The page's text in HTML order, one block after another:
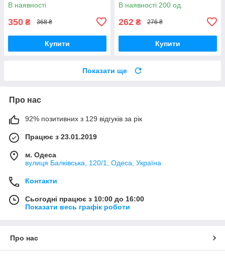
В наявності
350 ₴ 368 ₴
Купити
В наявності 200 од.
262 ₴ 276 ₴
Купити
Показати ще
Про нас
92% позитивних з 129 відгуків за рік
Працює з 23.01.2019
м. Одеса
вулиця Балківська, 120/1, Одеса, Україна
Контакти
Сьогодні працює з 10:00 до 16:00
Показати весь графік роботи
Про нас